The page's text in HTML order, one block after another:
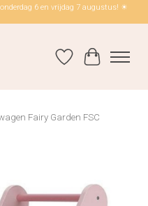
6 en vrijdag 7 augustus! ☀
Verlanglijst
Fairy Garden FSC